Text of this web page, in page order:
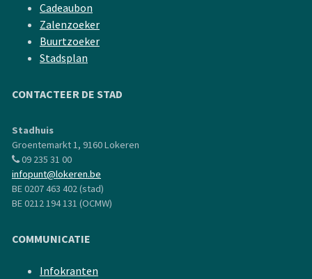
Cadeaubon
Zalenzoeker
Buurtzoeker
Stadsplan
CONTACTEER DE STAD
Stadhuis
Groentemarkt 1, 9160 Lokeren
09 235 31 00
infopunt@lokeren.be
BE 0207 463 402 (stad)
BE 0212 194 131 (OCMW)
COMMUNICATIE
Infokranten